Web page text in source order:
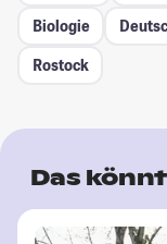
Biologie
Rostock
Das